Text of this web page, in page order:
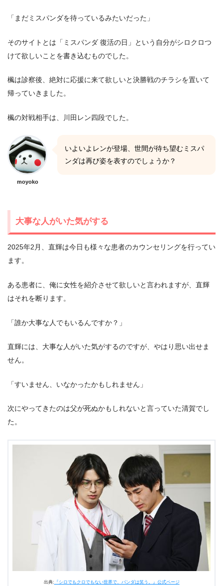
「まだミスパンダを待っているみたいだった」
そのサイトとは「ミスパンダ 復活の日」という自分がシロクロつ
けて欲しいことを書き込むものでした。
楓は診察後、絶対に応援に来て欲しいと決勝戦のチラシを置いて
帰っていきました。
楓の対戦相手は、川田レン四段でした。
moyoko
いよいよレンが登場、世間が待ち望むミスパ
ンダは再び姿を表すのでしょうか？
大事な人がいた気がする
2025年2月、直輝は今日も様々な患者のカウンセリングを行ってい
ます。
ある患者に、俺に女性を紹介させて欲しいと言われますが、直輝
はそれを断ります。
「誰か大事な人でもいるんですか？」
直輝には、大事な人がいた気がするのですが、やはり思い出せま
せん。
「すいません、いなかったかもしれません」
次にやってきたのは父が死ぬかもしれないと言っていた清賀でし
た。
出典: 『シロでもクロでもない世界で、パンダは笑う。』公式ページ